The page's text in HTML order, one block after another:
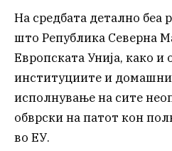
На средбата детално беа
што Република Северна
Европската Унија, како и
институциите и
исполнување на сите
обврски на патот кон
во ЕУ.